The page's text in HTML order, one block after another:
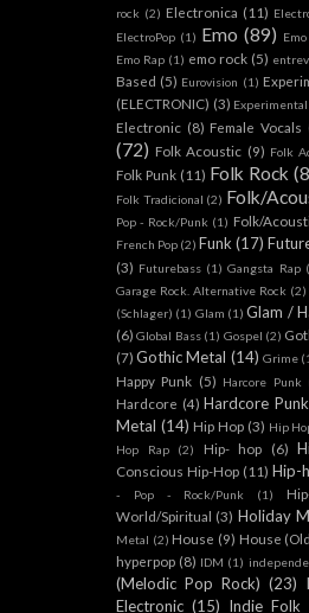
rock (2) Electronica (11)
ElectroPop (1) Emo (89)
Emo Rap (1) emo rock (5)
Based (5) Eurovision (1)
(ELECTRONIC) (3)
Electronic (8) Female Vocals
(72) Folk Acoustic (9) Folk
Folk Punk (11) Folk Rock
Folk Tradicional (2) Folk/
Pop - Rock/Punk (1) Folk/
French Pop (2) Funk (17)
(3) Futurebass (1) Gangsta Rap
Garage Rock. Alternative Rock (2)
(Schlager) (1) Glam (1) Glam /
(6) Global Bass (1) Gospel (2)
(7) Gothic Metal (14) Grime
Happy Punk (5) Harcore Punk
Hardcore (4) Hardcore Punk
Metal (14) Hip Hop (3) Hip
Hop Rap
(2) Hip- hop (6)
Conscious Hip-Hop (11) Hip-
- Pop - Rock/Punk
(1)
World/Spiritual (3) Holiday
Metal (2) House (9) House
hyperpop (8) IDM (1)
(Melodic Pop Rock) (23)
Electronic (15) Indie Folk